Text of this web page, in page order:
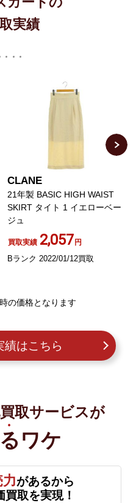
実績
CLANE
21年製 BASIC HIGH WAIST
SKIRT タイト 1 イエローベー
ジュ
買取実績 2,057円
Bランク 2022/01/12買取
の価格となります
績はこちら
取サービスが
ワケ
があるから
取を実現！